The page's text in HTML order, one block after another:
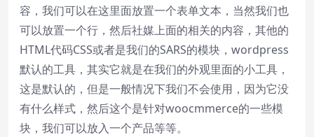
容，我们可以在这里面放置一个表单文本，当然我们也
可以放置一个行，然后社媒上面的相关的内容，其他的
HTML代码CSS或者是我们的SARS的模块，wordpress
默认的工具，其实它就是在我们的外观里面的小工具，
这是默认的，但是一般情况下我们不会使用，因为它没
有什么样式，然后这个是针对woocmmerce的一些模
块，我们可以放入一个产品等等。